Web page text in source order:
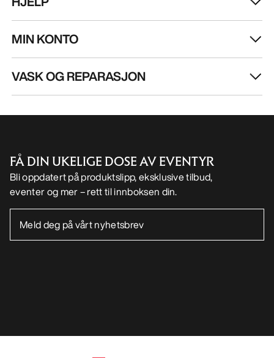
MIN KONTO
VASK OG REPARASJON
FÅ DIN UKELIGE DOSE AV EVENTYR
Bli oppdatert på produktslipp, eksklusive tilbud,
eventer og mer – rett til innboksen din.